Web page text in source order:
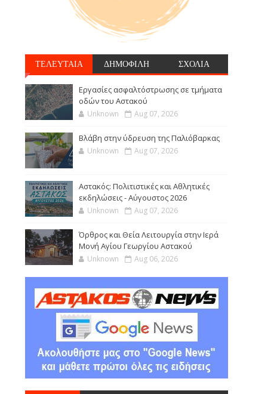
ΤΕΛΕΥΤΑΙΑ ΔΗΜΟΦΙΛΗ ΣΧΟΛΙΑ
Εργασίες ασφαλτόστρωσης σε τμήματα
οδών του Αστακού
Unknown Aug 07, 2026
Βλάβη στην ύδρευση της Παλιόβαρκας
Unknown Aug 07, 2026
Αστακός: Πολιτιστικές και Αθλητικές
εκδηλώσεις - Αύγουστος 2026
Unknown Aug 07, 2026
Όρθρος και Θεία Λειτουργία στην Ιερά
Μονή Αγίου Γεωργίου Αστακού
Unknown Aug 06, 2026